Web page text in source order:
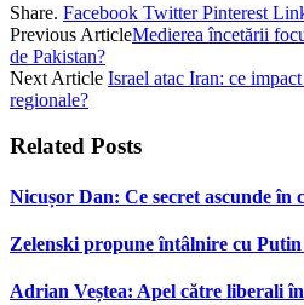
Share. Facebook Twitter Pinterest
Previous ArticleMedierea încetării
de Pakistan?
Next Article Israel atac Iran: ce
regionale?
Related Posts
Nicușor Dan: Ce secret ascunde în
Zelenski propune întâlnire cu
Adrian Veștea: Apel către liberali